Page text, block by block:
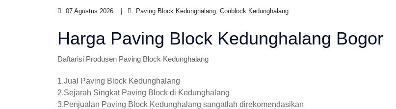
07 Agustus 2026 Paving Block Kedunghalang, Conblock Kedunghalang
Harga Paving Block Kedunghalang Bogor
Daftarisi Produsen Paving Block Kedunghalang
1.Jual Paving Block Kedunghalang
2.Sejarah Singkat Paving Block di Kedunghalang
3.Penjualan Paving Block Kedunghalang sangatlah direkomendasikan